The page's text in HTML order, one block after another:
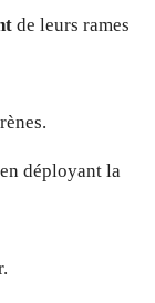
de leurs rames
déployant la